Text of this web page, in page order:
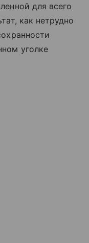
для всего
как нетрудно
уголке